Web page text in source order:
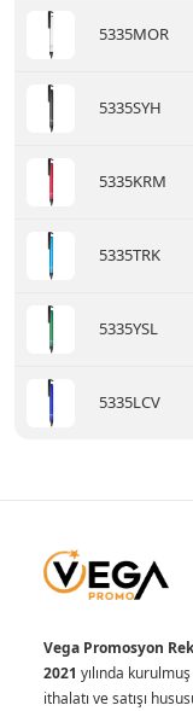
5335MOR
5335SYH
5335KRM
5335TRK
5335YSL
5335LCV
Vega Promosyon
2021 yılında
ithalatı ve satışı